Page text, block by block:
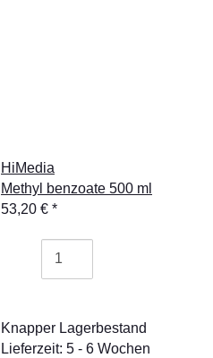
HiMedia
Methyl benzoate 500 ml
53,20 € *
Knapper Lagerbestand
Lieferzeit: 5 - 6 Wochen